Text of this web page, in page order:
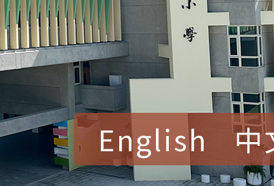
English 中
賀！本校參加桃園市中